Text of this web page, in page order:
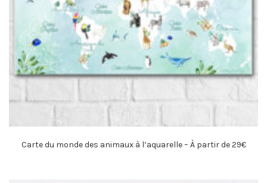
Carte du monde des animaux à l’aquarelle – À partir de 29€